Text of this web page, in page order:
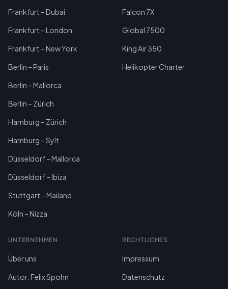
Frankfurt – Dubai
Frankfurt – London
Frankfurt – New York
Berlin – Paris
Berlin – Mallorca
Berlin – Zürich
Hamburg – Zürich
Hamburg – Sylt
Düsseldorf – Mallorca
Düsseldorf – Ibiza
Stuttgart – Mailand
Köln – Nizza
Falcon 7X
Global 7500
King Air 350
Helikopter Charter
UNTERNEHMEN
Über uns
Autor: Felix Spohn
RECHTLICHES
Impressum
Datenschutz